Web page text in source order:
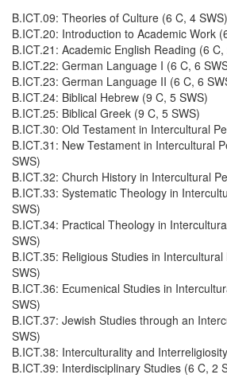
B.ICT.09: Theories of Culture (6 C, 4 SWS)
B.ICT.20: Introduction to Academic Work
B.ICT.21: Academic English Reading (6 C,
B.ICT.22: German Language I (6 C, 6
B.ICT.23: German Language II (6 C, 6
B.ICT.24: Biblical Hebrew (9 C, 5 SWS)
B.ICT.25: Biblical Greek (9 C, 5 SWS)
B.ICT.30: Old Testament in Intercultural
B.ICT.31: New Testament in Intercultural
SWS)
B.ICT.32: Church History in Intercultural
B.ICT.33: Systematic Theology in
SWS)
B.ICT.34: Practical Theology in
SWS)
B.ICT.35: Religious Studies in
SWS)
B.ICT.36: Ecumenical Studies in
SWS)
B.ICT.37: Jewish Studies through an
SWS)
B.ICT.38: Interculturality and
B.ICT.39: Interdisciplinary Studies (6 C, 2